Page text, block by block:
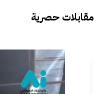
مقابلات حصرية